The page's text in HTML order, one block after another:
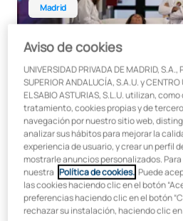
Madrid
Programa de acceso a
Inicio:
Septiembre 1 año
Programa de acceso a
Aviso de cookies
UNIVERSIDAD PRIVADA DE MADRID,
SUPERIOR ANDALUCÍA, S.A.U. y
EL SABIO ASTURIAS, S.L.U. utilizan,
tratamiento, cookies propias y de
navegación por nuestro sitio web,
analizar sus hábitos para mejorar la
experiencia de usuario, y crear un perfil
mostrarle anuncios personalizados.
nuestra Política de cookies. . Puede
las cookies haciendo clic en el botón
preferencias haciendo clic en el botón
rechazar su instalación, haciendo clic en